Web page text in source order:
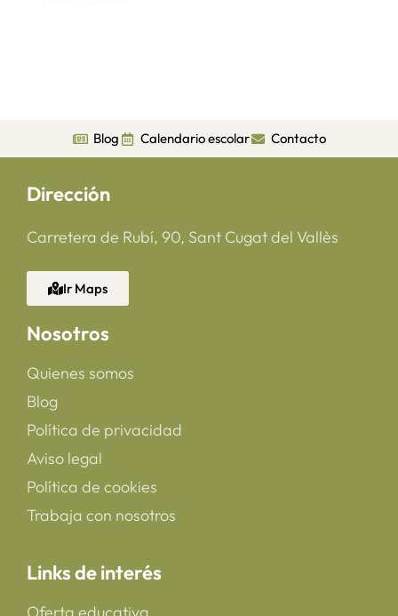
Blog Calendario escolar Contacto
Dirección
Carretera de Rubí, 90, Sant Cugat del Vallès
Ir Maps
Nosotros
Quienes somos
Blog
Política de privacidad
Aviso legal
Política de cookies
Trabaja con nosotros
Links de interés